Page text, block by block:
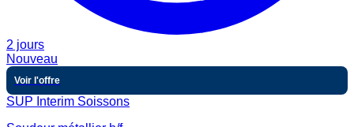
2 jours
Nouveau
Voir l'offre
SUP Interim Soissons